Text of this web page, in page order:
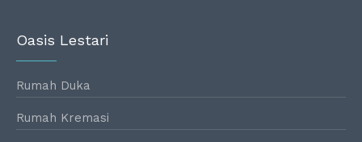
Oasis Lestari
Rumah Duka
Rumah Kremasi